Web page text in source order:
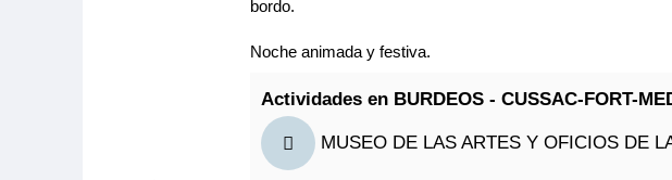
MS Cyrano de Bergerac
PUENTE PRINCIPAL 2 CAMAS
Camarote amplio y cómodo
bordo.
Noche animada y festiva.
Actividades en BURDEOS - CUSSAC-FORT-
MUSEO DE LAS ARTES Y OFICIOS DE